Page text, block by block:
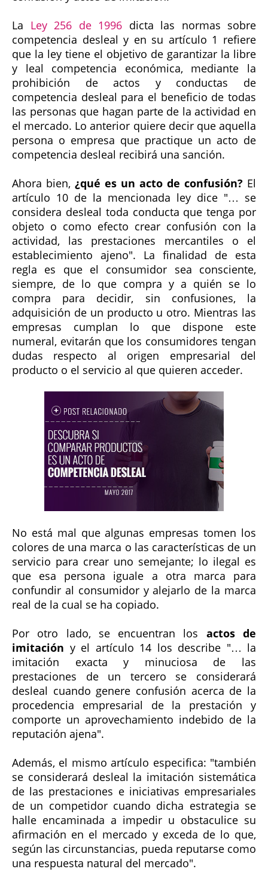
La Ley 256 de 1996 dicta las normas sobre
competencia desleal y en su artículo 1 refiere
que la ley tiene el objetivo de garantizar la libre
y leal competencia económica, mediante la
prohibición de actos y conductas de
competencia desleal para el beneficio de todas
las personas que hagan parte de la actividad en
el mercado. Lo anterior quiere decir que aquella
persona o empresa que practique un acto de
competencia desleal recibirá una sanción.
Ahora bien, ¿qué es un acto de confusión? El
artículo 10 de la mencionada ley dice "… se
considera desleal toda conducta que tenga por
objeto o como efecto crear confusión con la
actividad, las prestaciones mercantiles o el
establecimiento ajeno". La finalidad de esta
regla es que el consumidor sea consciente,
siempre, de lo que compra y a quién se lo
compra para decidir, sin confusiones, la
adquisición de un producto u otro. Mientras las
empresas cumplan lo que dispone este
numeral, evitarán que los consumidores tengan
dudas respecto al origen empresarial del
producto o el servicio al que quieren acceder.
No está mal que algunas empresas tomen los
colores de una marca o las características de un
servicio para crear uno semejante; lo ilegal es
que esa persona iguale a otra marca para
confundir al consumidor y alejarlo de la marca
real de la cual se ha copiado.
Por otro lado, se encuentran los actos de
imitación y el artículo 14 los describe "… la
imitación exacta y minuciosa de las
prestaciones de un tercero se considerará
desleal cuando genere confusión acerca de la
procedencia empresarial de la prestación y
comporte un aprovechamiento indebido de la
reputación ajena".
Además, el mismo artículo especifica: "también
se considerará desleal la imitación sistemática
de las prestaciones e iniciativas empresariales
de un competidor cuando dicha estrategia se
halle encaminada a impedir u obstaculice su
afirmación en el mercado y exceda de lo que,
según las circunstancias, pueda reputarse como
una respuesta natural del mercado".